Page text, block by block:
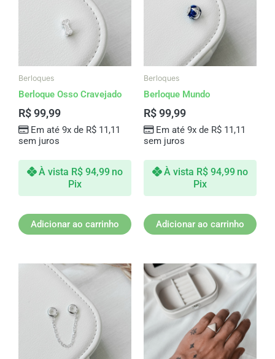
Berloques
Berloque Osso Cravejado
R$99,99
Em até 9x de R$11,11
sem juros
À vista R$94,99 no
Pix
Adicionar ao carrinho
Berloques
Berloque Mundo
R$99,99
Em até 9x de R$11,11
sem juros
À vista R$94,99 no
Pix
Adicionar ao carrinho
Este
produto
tem
várias
variantes.
As